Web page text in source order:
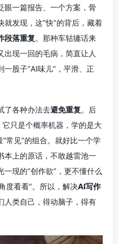
眼一篇报告、一个方案，骨
发现，这“快”的背后，藏着
段落重复。那种车轱辘话来
出现一回的毛病，简直让人
股子“AI味儿”，平滑、正
了各种办法去避免重复。后
只是个概率机器，学的是大
常见”的组合。就好比一个学
本上的原话，不敢越雷池一
现的“创作欲”，更不懂什么
度看看”。所以，解决AI写作
人类自己，得动脑子，得有